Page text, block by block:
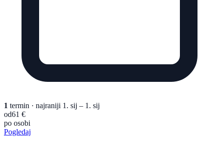
1 termin · najraniji 1. sij – 1. sij
od61 €
po osobi
Pogledaj